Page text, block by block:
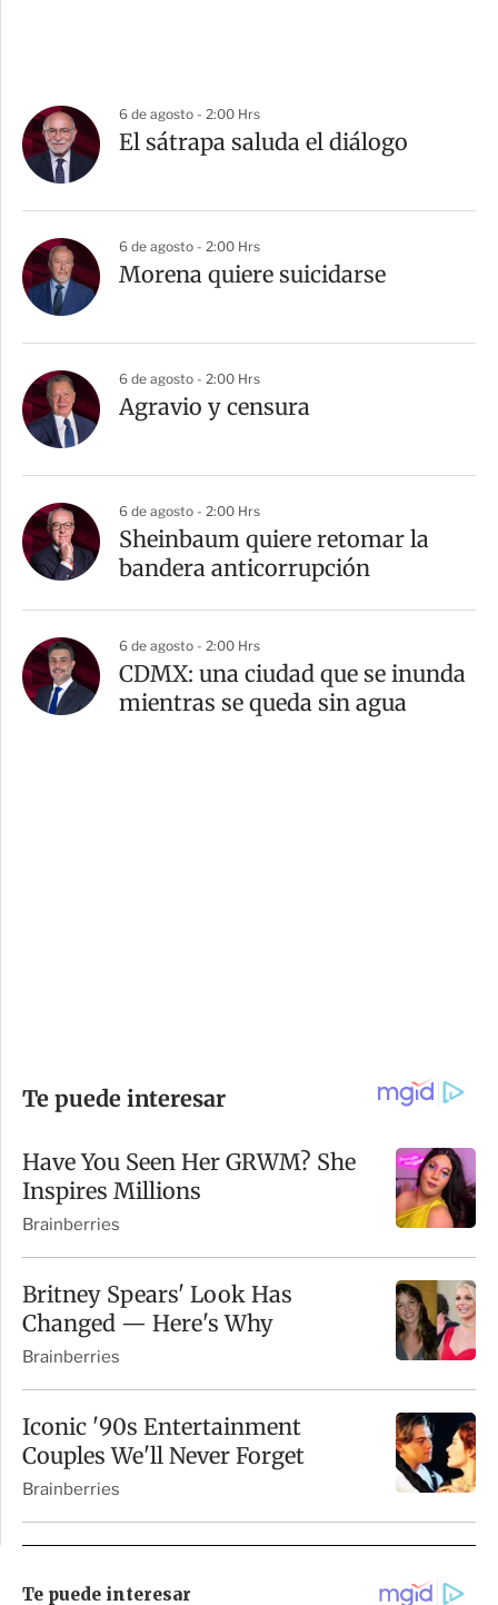
6 de agosto - 2:00 Hrs
El sátrapa saluda el diálogo
6 de agosto - 2:00 Hrs
Morena quiere suicidarse
6 de agosto - 2:00 Hrs
Agravio y censura
6 de agosto - 2:00 Hrs
Sheinbaum quiere retomar la
bandera anticorrupción
6 de agosto - 2:00 Hrs
CDMX: una ciudad que se inunda
mientras se queda sin agua